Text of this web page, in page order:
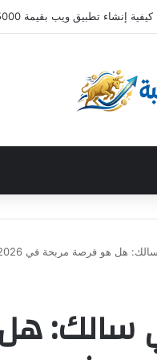
كيفية إنشاء تطبيق ويب بقيمة 25000 دولار شهريًا في 20 دقيقة (باستخدام Hostinger Horizons AI)
هو فرصة مربحة في 2026؟ دليل شامل للمبتدئين
سالك: